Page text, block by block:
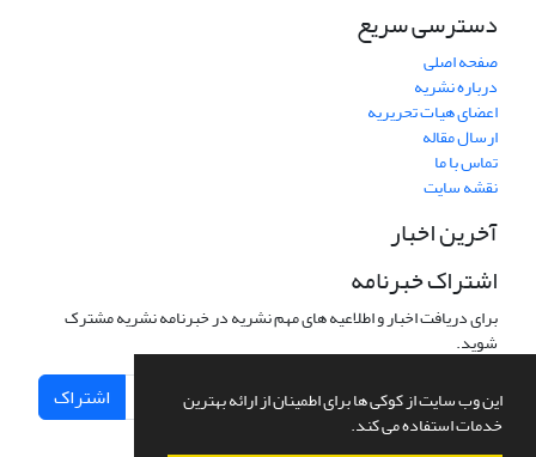
این وب سایت از کوکی ها برای اطمینان از ارائه بهترین
خدمات استفاده می کند.
دسترسی سریع
صفحه اصلی
درباره نشریه
اعضای هیات تحریریه
ارسال مقاله
تماس با ما
نقشه سایت
آخرین اخبار
اشتراک خبرنامه
برای دریافت اخبار و اطلاعیه های مهم نشریه در خبرنامه نشریه مشترک
شوید.
اشتراک